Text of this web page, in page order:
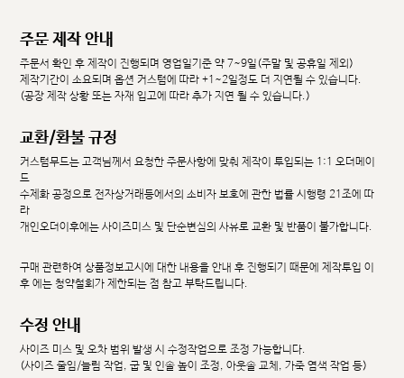
주문 제작 안내
주문서 확인 후 제작이 진행되며 영업일기준 약 7~9일(주말 및 공휴일 제외)
제작기간이 소요되며 옵션 커스텀에 따라 +1~2일정도 더 지연될 수 있습니다.
(공장 제작 상황 또는 자재 입고에 따라 추가 지연 될 수 있습니다.)
교환/환불 규정
커스텀무드는 고객님께서 요청한 주문사항에 맞춰 제작이 투입되는 1:1 오더메이
드
수제화 공정으로 전자상거래등에서의 소비자 보호에 관한 법률 시행령 21조에 따
라
개인오더이후에는 사이즈미스 및 단순변심의 사유로 교환 및 반품이 불가합니다.
구매 관련하여 상품정보고시에 대한 내용을 안내 후 진행되기 때문에 제작투입 이
후 에는 청약철회가 제한되는 점 참고 부탁드립니다.
수정 안내
사이즈 미스 및 오차 범위 발생 시 수정작업으로 조정 가능합니다.
(사이즈 줄임/늘림 작업, 굽 및 인솔 높이 조정, 아웃솔 교체, 가죽 염색 작업 등)